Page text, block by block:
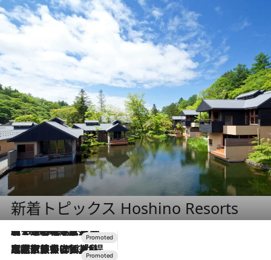
新着トピックス Hoshino Resorts
2026.8.7
【トンボの足水浴】ヒノキの香りに包まれて涼感マックス！約13℃の湧水かけ流しを避暑地「星野温泉 トンボの湯」で体験
2026.7.31
【ホテル帰省】という選択肢をOMOが提案。家族とほどよい距離を保つには「昼は実家、夜は気兼ねなくホテルで！」